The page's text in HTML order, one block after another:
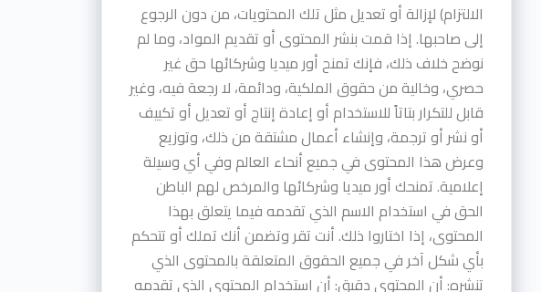
الالتزام) لإزالة أو تعديل مثل تلك المحتويات، من دون الرجوع
إلى صاحبها. إذا قمت بنشر المحتوى أو تقديم المواد، وما لم
نوضح خلاف ذلك، فإنك تمنح أور ميديا وشركائها حق غير
حصري، وخالية من حقوق الملكية، ودائمة، لا رجعة فيه، وغير
قابل للتكرار بتاتاً للاستخدام أو إعادة إنتاج أو تعديل أو تكييف
أو نشر أو ترجمة، وإنشاء أعمال مشتقة من ذلك، وتوزيع
وعرض هذا المحتوى في جميع أنحاء العالم وفي أي وسيلة
إعلامية. تمنحك أور ميديا وشركائها والمرخص لهم الباطن
الحق في استخدام الاسم الذي تقدمه فيما يتعلق بهذا
المحتوى، إذا اختاروا ذلك. أنت تقر وتضمن أنك تملك أو تتحكم
بأي شكل آخر في جميع الحقوق المتعلقة بالمحتوى الذي
تنشره: أن المحتوى دقيق: أن استخدام المحتوى الذي تقدمه